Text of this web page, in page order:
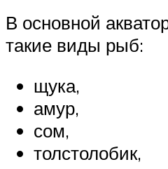
В основной
такие виды рыб:
щука,
амур,
сом,
толстолобик,